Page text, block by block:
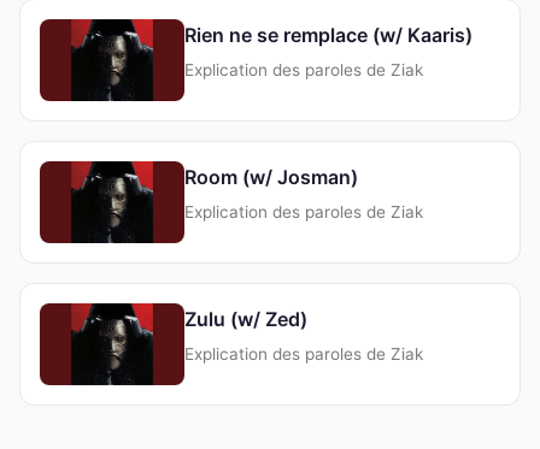
Rien ne se remplace (w/ Kaaris)
Explication des paroles de Ziak
Room (w/ Josman)
Explication des paroles de Ziak
Zulu (w/ Zed)
Explication des paroles de Ziak